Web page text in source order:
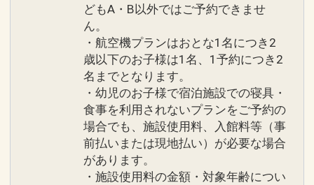
どもA・B以外ではご予約できませ
ん。
・航空機プランはおとな1名につき2
歳以下のお子様は1名、1予約につき2
名までとなります。
・幼児のお子様で宿泊施設での寝具・
食事を利用されないプランをご予約の
場合でも、施設使用料、入館料等（事
前払いまたは現地払い）が必要な場合
があります。
・施設使用料の金額・対象年齢につい